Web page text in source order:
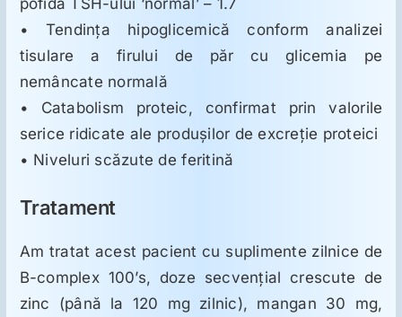
pofida TSH-ului ‘normal’ – 1.7
• Tendinţa hipoglicemică conform analizei
tisulare a firului de păr cu glicemia pe
nemâncate normală
• Catabolism proteic, confirmat prin valorile
serice ridicate ale produşilor de excreţie proteici
• Niveluri scăzute de feritină
Tratament
Am tratat acest pacient cu suplimente zilnice de
B-complex 100’s, doze secvenţial crescute de
zinc (până la 120 mg zilnic), mangan 30 mg,